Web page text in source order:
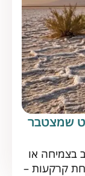
שמצטבר
בצמיחה או
קרקעות –